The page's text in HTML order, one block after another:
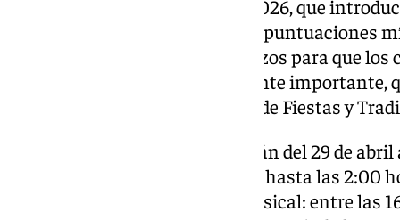
Municipal de Cruces de Mayo 2026, que
sistema de premios y establece puntuaciones
medida busca adelantar los plazos para que
antes posible a lo verdaderamente importante,
según ha explicado el delegado de Fiestas y
se celebrarán del 29 de
ininterrumpido desde las 12:00 hasta las 2:00
restricciones en el volumen musical: entre las